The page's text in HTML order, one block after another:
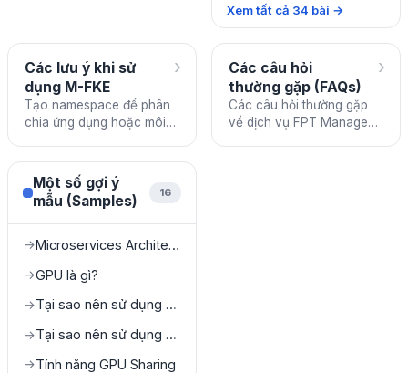
Xem tất cả 34 bài →
Các lưu ý khi sử
dụng M-FKE
Tạo namespace để phân
chia ứng dụng hoặc môi
namespace được hệ thống
tạo sẵ
›
Các câu hỏi
thường gặp (FAQs)
Các câu hỏi thường gặp
về dịch vụ FPT Managed
›
Một số gợi ý
mẫu (Samples)
16
→ Microservices Architecture on FKE
→GPU là gì?
→ Tại sao nên sử dụng GPU trên Cloud?
→ Tại sao nên sử dụng GPU Kubernetes?
→Tính năng GPU Sharing